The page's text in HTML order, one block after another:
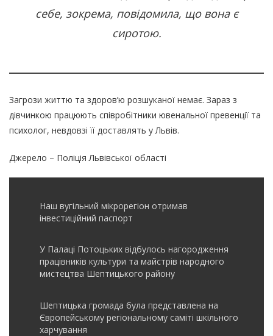
себе, зокрема, повідомила, що вона є
сиротою.
Загрози життю та здоров’ю розшуканої немає. Зараз з
дівчинкою працюють співробітники ювенальної превенції та
психолог, невдовзі її доставлять у Львів.
Джерело – Поліція Львівської області
Наш вугільний мікрорегіон отримав
інвеcтиційний паспорт
У Палаці Потоцьких відбулось нагородження
працівників культури та майстрів народного
мистецтва Шептицького району
Шептицька громада була представлена на
Європейському регіональному саміті шкільного
харчування